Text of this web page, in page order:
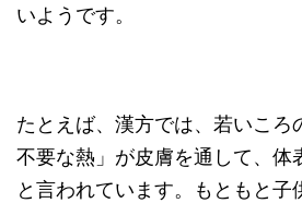
いようです。
たとえば、漢方では、若いころ
不要な熱」が皮膚を通して、体
と言われています。もともと子